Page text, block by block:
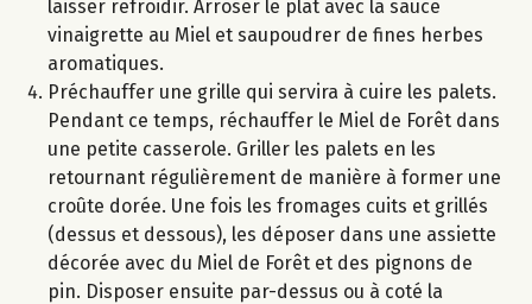
laisser refroidir. Arroser le plat avec la sauce
vinaigrette au Miel et saupoudrer de fines herbes
aromatiques.
Préchauffer une grille qui servira à cuire les palets.
Pendant ce temps, réchauffer le Miel de Forêt dans
une petite casserole. Griller les palets en les
retournant régulièrement de manière à former une
croûte dorée. Une fois les fromages cuits et grillés
(dessus et dessous), les déposer dans une assiette
décorée avec du Miel de Forêt et des pignons de
pin. Disposer ensuite par-dessus ou à coté la